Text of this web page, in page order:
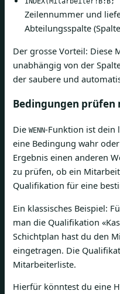
Zeilennummer und
Abteilungsspalte
Der grosse Vorteil: Diese
unabhängig von der
der saubere und
Bedingungen prüfen
Die WENN-Funktion ist dein
eine Bedingung wahr
Ergebnis einen anderen
zu prüfen, ob ein
Qualifikation für eine
Ein klassisches Beispiel:
man die Qualifikation
Schichtplan hast du den
eingetragen. Die
Mitarbeiterliste.
Hierfür könntest du eine